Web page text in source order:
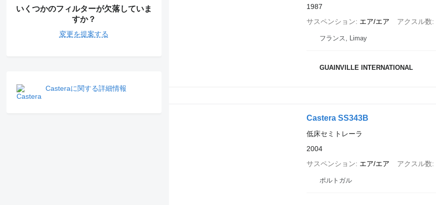
いくつかのフィルターが欠落していま
すか？
変更を提案する
Casteraに関する詳細情報
1987
サスペンション
エア/エア アクスル数
フランス, Limay
GUAINVILLE INTERNATIONAL
Castera SS343B
低床セミトレーラ
2004
サスペンション
エア/エア アクスル数
ポルトガル